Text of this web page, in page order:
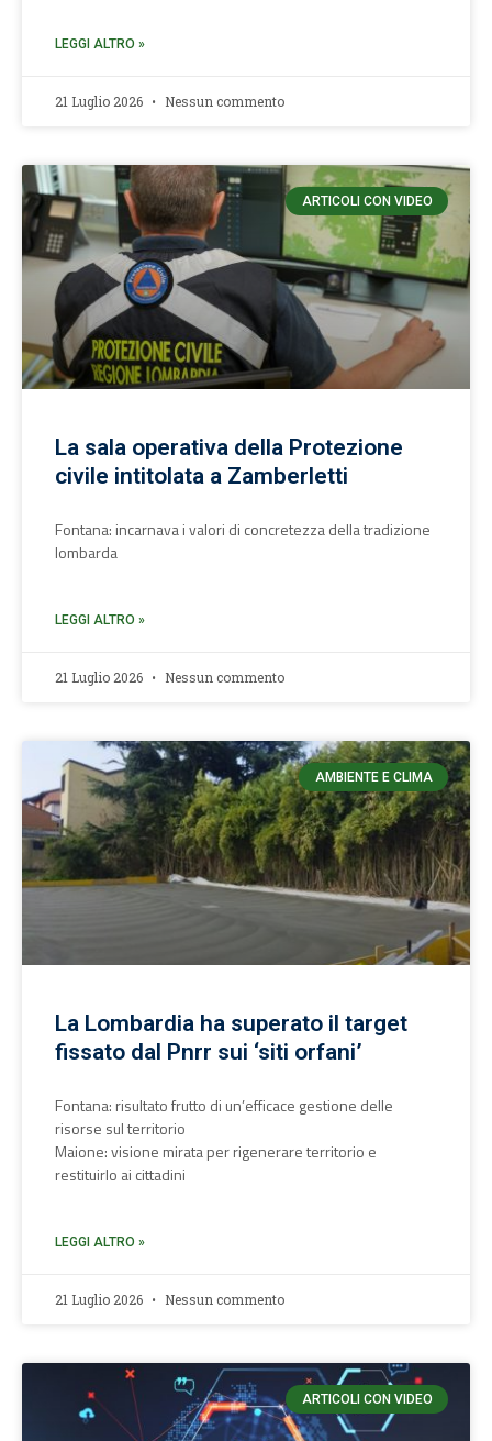
LEGGI ALTRO »
21 Luglio 2026 Nessun commento
ARTICOLI CON VIDEO
La sala operativa della Protezione
civile intitolata a Zamberletti
Fontana: incarnava i valori di concretezza della tradizione
lombarda
LEGGI ALTRO »
21 Luglio 2026 Nessun commento
AMBIENTE E CLIMA
La Lombardia ha superato il target
fissato dal Pnrr sui ‘siti orfani’
Fontana: risultato frutto di un’efficace gestione delle
risorse sul territorio
Maione: visione mirata per rigenerare territorio e
restituirlo ai cittadini
LEGGI ALTRO »
21 Luglio 2026 Nessun commento
ARTICOLI CON VIDEO